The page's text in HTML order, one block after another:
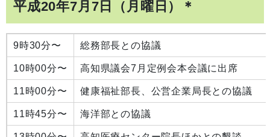
平成20年7月7日（月曜日）＊
9時30分〜 総務部長との協議
10時00分〜 高知県議会7月定例会本会議に出席
11時00分〜 健康福祉部長、公営企業局長との協議
11時45分〜 海洋部との協議